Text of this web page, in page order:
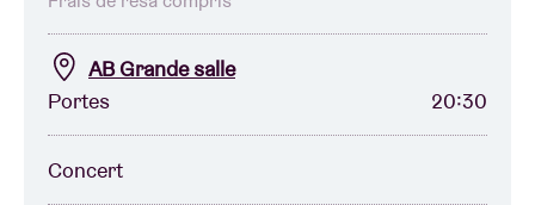
Chèque-concert
À propos de l'AB
AB Grande salle
Portes
20:30
Concert